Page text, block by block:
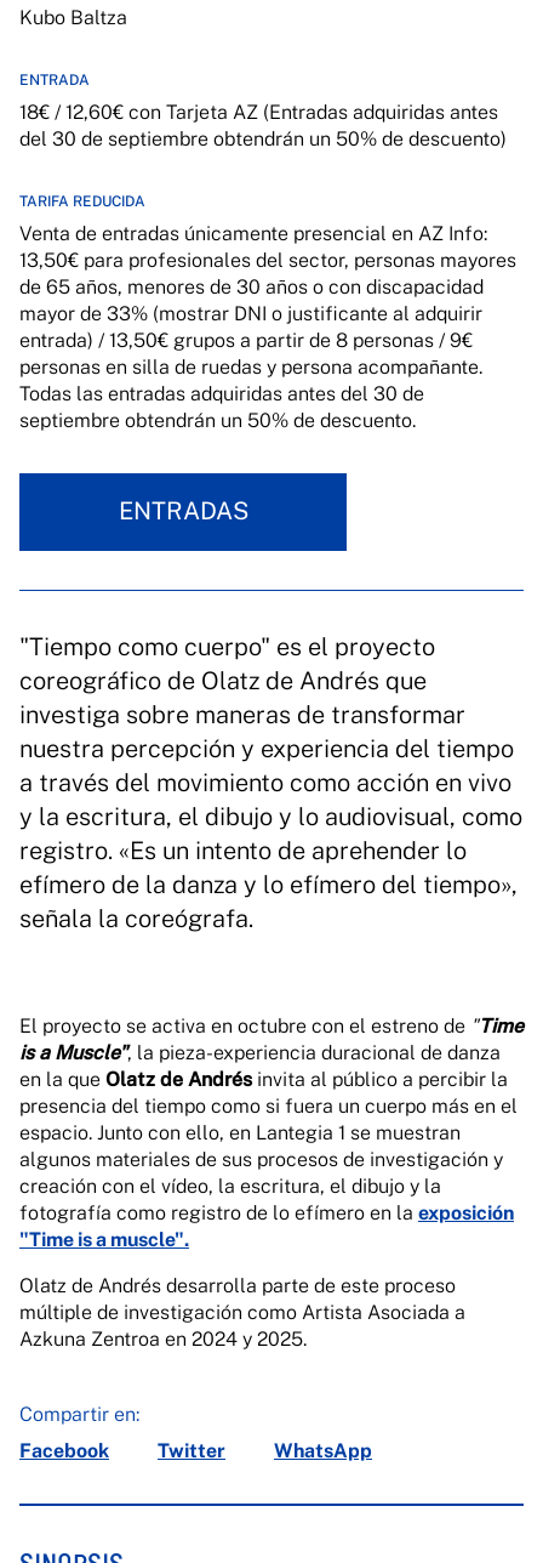
Kubo Baltza
ENTRADA
18€ / 12,60€ con Tarjeta AZ (Entradas adquiridas antes
del 30 de septiembre obtendrán un 50% de descuento)
TARIFA REDUCIDA
Venta de entradas únicamente presencial en AZ Info:
13,50€ para profesionales del sector, personas mayores
de 65 años, menores de 30 años o con discapacidad
mayor de 33% (mostrar DNI o justificante al adquirir
entrada) / 13,50€ grupos a partir de 8 personas / 9€
personas en silla de ruedas y persona acompañante.
Todas las entradas adquiridas antes del 30 de
septiembre obtendrán un 50% de descuento.
ENTRADAS
"Tiempo como cuerpo" es el proyecto
coreográfico de Olatz de Andrés que
investiga sobre maneras de transformar
nuestra percepción y experiencia del tiempo
a través del movimiento como acción en vivo
y la escritura, el dibujo y lo audiovisual, como
registro. «Es un intento de aprehender lo
efímero de la danza y lo efímero del tiempo»,
señala la coreógrafa.
El proyecto se activa en octubre con el estreno de "Time
is a Muscle", la pieza-experiencia duracional de danza
en la que Olatz de Andrés invita al público a percibir la
presencia del tiempo como si fuera un cuerpo más en el
espacio. Junto con ello, en Lantegia 1 se muestran
algunos materiales de sus procesos de investigación y
creación con el vídeo, la escritura, el dibujo y la
fotografía como registro de lo efímero en la exposición
"Time is a muscle".
Olatz de Andrés desarrolla parte de este proceso
múltiple de investigación como Artista Asociada a
Azkuna Zentroa en 2024 y 2025.
Compartir en:
Facebook
Twitter WhatsApp